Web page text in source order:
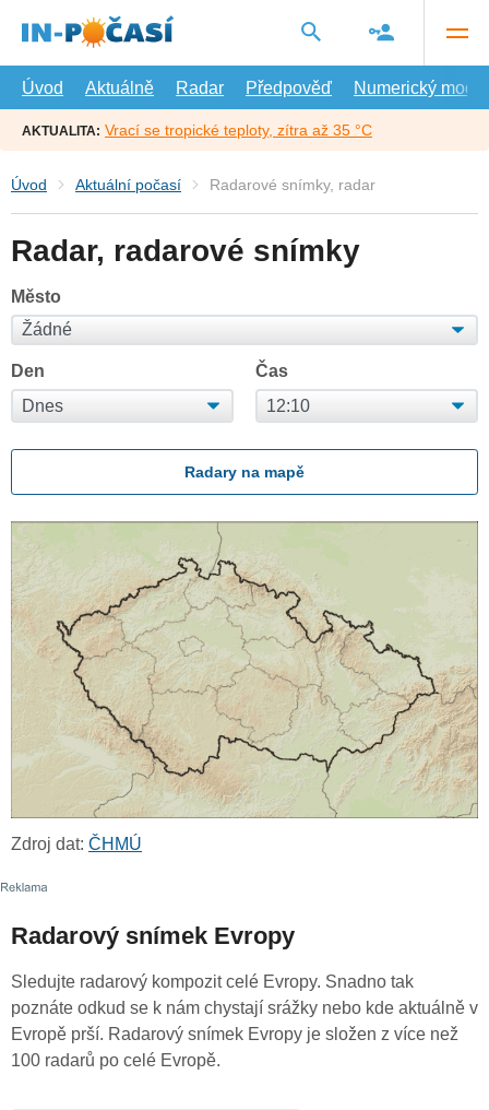
hlavní
Úvod
Aktuálně Radar Předpověď Numerický model
AKTUALITA: Vrací se tropické teploty, zítra až 35 °C
Úvod Aktuální počasí Radarové snímky, radar
Radar, radarové snímky
Město
Den Čas
Radary na mapě
Zdroj dat: ČHMÚ
Radarový snímek Evropy
Sledujte radarový kompozit celé Evropy. Snadno tak
poznáte odkud se k nám chystají srážky nebo kde aktuálně v
Evropě prší. Radarový snímek Evropy je složen z více než
100 radarů po celé Evropě.